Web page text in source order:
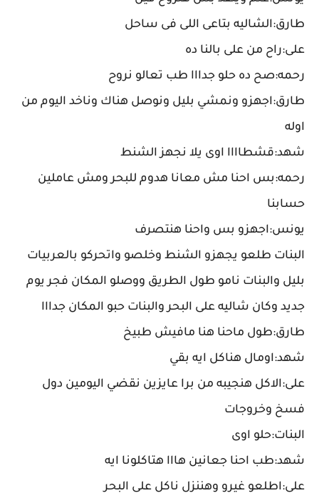
طارق:الشاليه بتاعى اللى فى ساحل
على:راح من على بالنا ده
رحمه:صح ده حلو جدااا طب تعالو نروح
طارق:اجهزو ونمشي بليل ونوصل هناك وناخد اليوم من
اوله
شهد:قشطاااا اوى يلا نجهز الشنط
رحمه:بس احنا مش معانا هدوم للبحر ومش عاملين
حسابنا
يونس:اجهزو بس واحنا هنتصرف
البنات طلعو يجهزو الشنط وخلصو واتحركو بالعربيات
بليل والبنات نامو طول الطريق ووصلو المكان فجر يوم
جديد وكان شاليه على البحر والبنات حبو المكان جدااا
طارق:طول ماحنا هنا مافيش طبيخ
شهد:اومال هناكل ايه بقي
على:الاكل هنجيبه من برا عايزين نقضي اليومين دول
فسخ وخروجات
البنات:حلو اوى
شهد:طب احنا جعانين هااا هتاكلونا ايه
على:اطلعو غيرو وهننزل ناكل على البحر